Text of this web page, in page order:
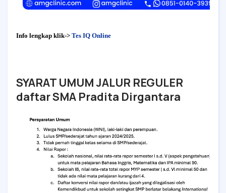
Info lengkap klik-> Tes IQ Online
SYARAT UMUM JALUR REGULER
daftar SMA Pradita Dirgantara